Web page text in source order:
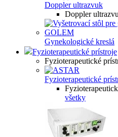
Doppler ultrazvuk
Doppler
Gynekologické kreslá
Fyzioterapeutické prístroje
Fyzioterapeutické
Fyzioterapeutické
všetky